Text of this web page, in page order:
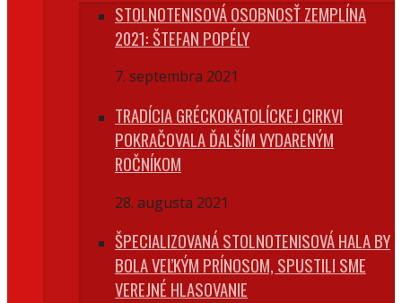
STOLNOTENISOVÁ OSOBNOSŤ ZEMPLÍNA
2021: ŠTEFAN POPÉLY
7. septembra 2021
TRADÍCIA GRÉCKOKATOLÍCKEJ CIRKVI
POKRAČOVALA ĎALŠÍM VYDARENÝM
ROČNÍKOM
28. augusta 2021
ŠPECIALIZOVANÁ STOLNOTENISOVÁ HALA BY
BOLA VEĽKÝM PRÍNOSOM, SPUSTILI SME
VEREJNÉ HLASOVANIE